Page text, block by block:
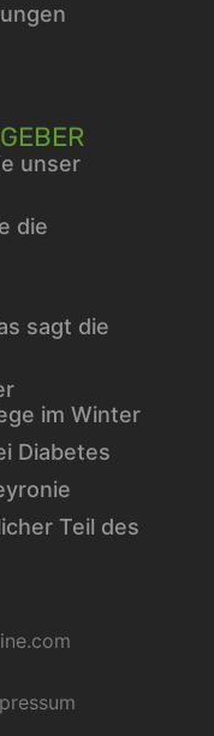
unser
die
sagt die
im Winter
Diabetes
Teil des